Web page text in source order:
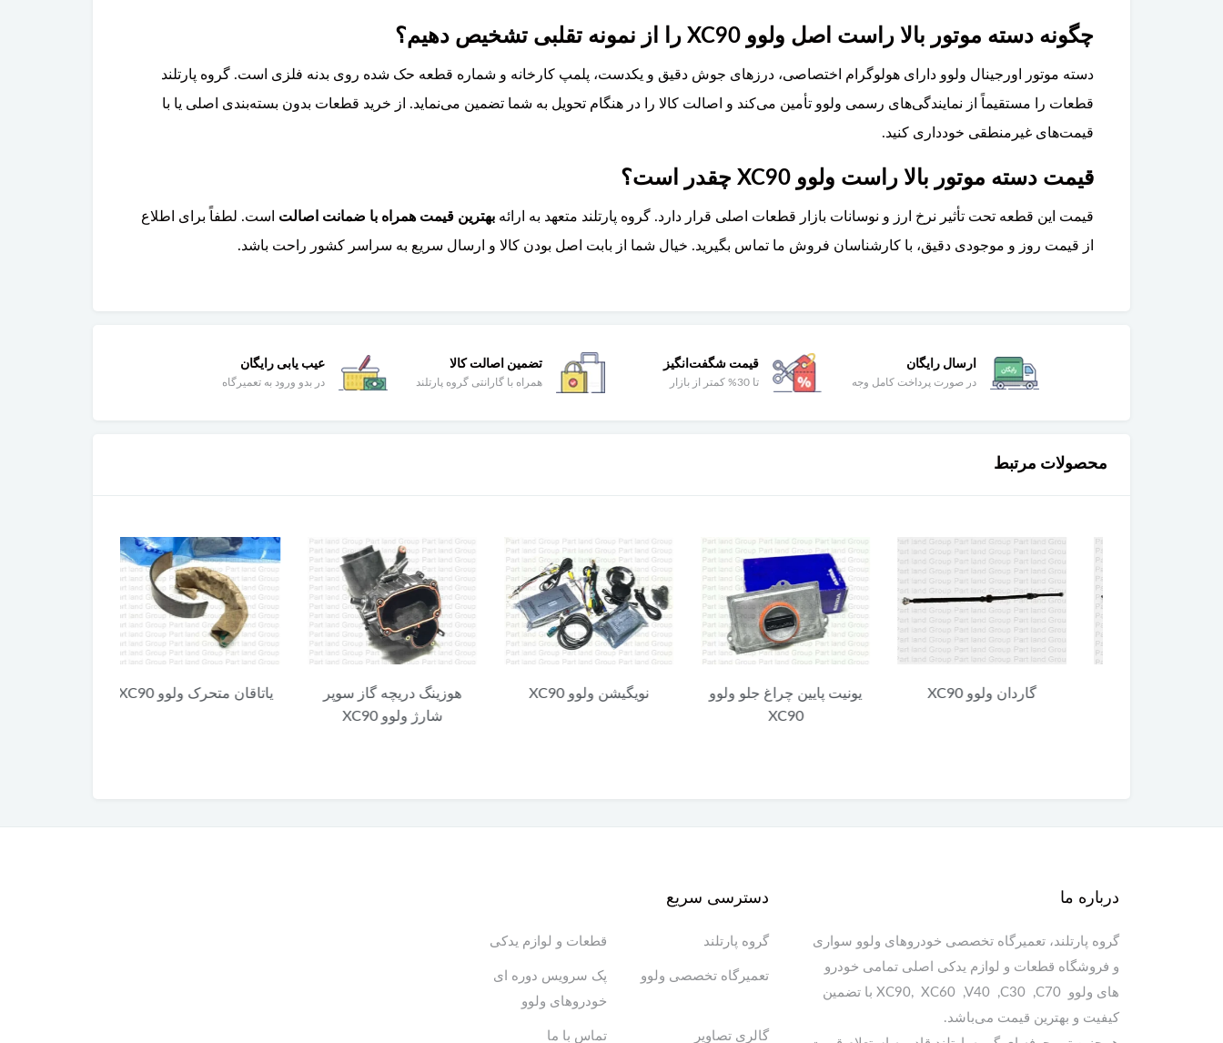
چگونه دسته موتور بالا راست اصل ولوو XC90 را از نمونه تقلبی تشخیص دهیم؟
دسته موتور اورجینال ولوو دارای هولوگرام اختصاصی، درزهای جوش دقیق و یکدست، پلمپ کارخانه و شماره قطعه حک شده روی بدنه فلزی است. گروه پارتلند
قطعات را مستقیماً از نمایندگی‌های رسمی ولوو تأمین می‌کند و اصالت کالا را در هنگام تحویل به شما تضمین می‌نماید. از خرید قطعات بدون بسته‌بندی اصلی یا با
قیمت‌های غیرمنطقی خودداری کنید.
قیمت دسته موتور بالا راست ولوو XC90 چقدر است؟
قیمت این قطعه تحت تأثیر نرخ ارز و نوسانات بازار قطعات اصلی قرار دارد. گروه پارتلند متعهد به ارائه بهترین قیمت همراه با ضمانت اصالت است. لطفاً برای اطلاع
از قیمت روز و موجودی دقیق، با کارشناسان فروش ما تماس بگیرید. خیال شما از بابت اصل بودن کالا و ارسال سریع به سراسر کشور راحت باشد.
ارسال رایگان
در صورت پرداخت کامل وجه
قیمت شگفت‌انگیز
تا 30% کمتر از بازار
تضمین اصالت کالا
همراه با گارانتی گروه پارتلند
عیب یابی رایگان
در بدو ورود به تعمیرگاه
محصولات مرتبط
گاردان ولوو XC90
یونیت پایین چراغ جلو ولوو
XC90
نویگیشن ولوو XC90
هوزینگ دریچه گاز سوپر
شارژ ولوو XC90
یاتاقان متحرک ولوو XC90
درباره ما
گروه پارتلند، تعمیرگاه تخصصی خودروهای ولوو سواری
و فروشگاه قطعات و لوازم یدکی اصلی تمامی خودرو
های ولوو XC90, XC60 ,V40 ,C30 ,C70 با تضمین
کیفیت و بهترین قیمت می‌باشد.
دسترسی سریع
گروه پارتلند قطعات و لوازم یدکی
تعمیرگاه تخصصی ولوو
پک سرویس دوره ای
خودروهای ولوو
گالری تصاویر تماس با ما